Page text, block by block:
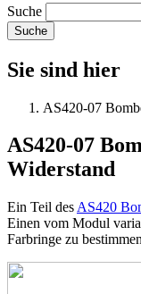
Suche
Sie sind hier
AS420-07
AS420-07
Widerstand
Ein Teil des AS420
Einen vom Modul
Farbringe zu